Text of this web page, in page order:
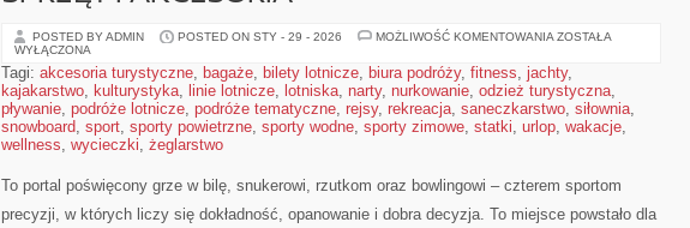
POSTED BY ADMIN POSTED ON STY - 29 - 2026 MOŻLIWOŚĆ KOMENTOWANIA SPRZĘT
ZOSTAŁA
WYŁĄCZONA
Tagi: akcesoria turystyczne, bagaże, bilety lotnicze, biura podróży, fitness, jachty,
kajakarstwo, kulturystyka, linie lotnicze, lotniska, narty, nurkowanie, odzież turystyczna,
pływanie, podróże lotnicze, podróże tematyczne, rejsy, rekreacja, saneczkarstwo, siłownia,
snowboard, sport, sporty powietrzne, sporty wodne, sporty zimowe, statki, urlop, wakacje,
wellness, wycieczki, żeglarstwo
To portal poświęcony grze w bilę, snukerowi, rzutkom oraz bowlingowi – czterem sportom
precyzji, w których liczy się dokładność, opanowanie i dobra decyzja. To miejsce powstało dla